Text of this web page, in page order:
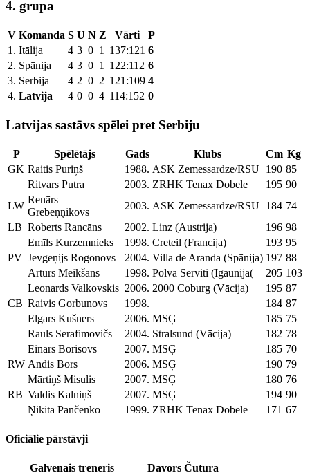
4. grupa
V Komanda S U N Z Vārti
P
1. Itālija 4 3 0 1 137:121 6
2. Spānija 4 3 0 1 122:112 6
3. Serbija 4 2 0 2 121:109 4
4. Latvija 4 0 0 4 114:152 0
Latvijas sastāvs spēlei pret Serbiju
P Spēlētājs Gads Klubs Cm Kg
GK Raitis Puriņš 1988. ASK Zemessardze/RSU 190 85
Ritvars Putra
2003. ZRHK Tenax Dobele 195 90
LW
Renārs
Grebeņņikovs
2003. ASK Zemessardze/RSU 184 74
LB Roberts Rancāns 2002. Linz (Austrija) 196 98
Emīls Kurzemnieks
1998. Creteil (Francija) 193 95
PV Jevgeņijs Rogonovs 2004. Villa de Aranda (Spānija) 197 88
Artūrs Meikšāns
1998. Polva Serviti (Igaunija( 205 103
Leonards Valkovskis 2006. 2000 Coburg (Vācija) 195 87
CB Raivis Gorbunovs 1998. 184 87
Elgars Kušners
2006. MSĢ 185 75
Rauls Serafimovičs
2004. Stralsund (Vācija) 182 78
Einārs Borisovs
2007. MSĢ 185 70
RW Andis Bors 2006. MSĢ 190 79
Mārtiņš Misulis
2007. MSĢ 180 76
RB Valdis Kalniņš 2007. MSĢ 194 90
Ņikita Pančenko
1999. ZRHK Tenax Dobele 171 67
Oficiālie pārstāvji
Galvenais treneris
Davors Čutura